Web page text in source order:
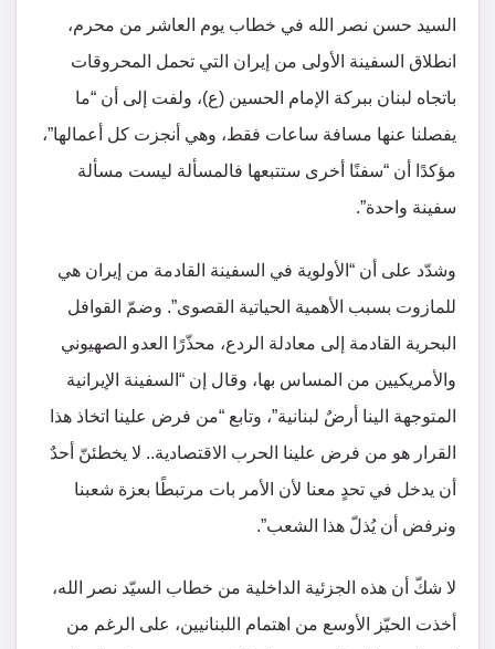
السيد حسن نصر الله في خطاب يوم العاشر من محرم،
انطلاق السفينة الأولى من إيران التي تحمل المحروقات
باتجاه لبنان ببركة الإمام الحسين (ع)، ولفت إلى أن “ما
يفصلنا عنها مسافة ساعات فقط، وهي أنجزت كل أعمالها”،
مؤكدًا أن “سفنًا أخرى ستتبعها فالمسألة ليست مسألة
سفينة واحدة”.
وشدّد على أن “الأولوية في السفينة القادمة من إيران هي
للمازوت بسبب الأهمية الحياتية القصوى”. وضمّ القوافل
البحرية القادمة إلى معادلة الردع، محذّرًا العدو الصهيوني
والأمريكيين من المساس بها، وقال إن “السفينة الإيرانية
المتوجهة الينا أرضٌ لبنانية”، وتابع “من فرض علينا اتخاذ هذا
القرار هو من فرض علينا الحرب الاقتصادية.. لا يخطئنّ أحدٌ
أن يدخل في تحدٍ معنا لأن الأمر بات مرتبطًا بعزة شعبنا
ونرفض أن يُذلّ هذا الشعب”.
لا شكّ أن هذه الجزئية الداخلية من خطاب السيّد نصر الله،
أخذت الحيّز الأوسع من اهتمام اللبنانيين، على الرغم من